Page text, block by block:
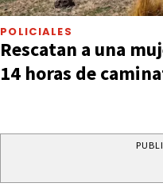
POLICIALES
Rescatan a una
14 horas de